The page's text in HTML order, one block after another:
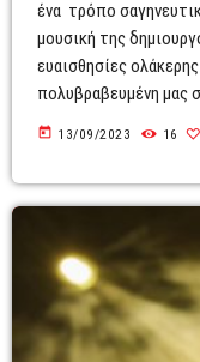
ένα τρόπο
μουσική της
ευαισθησίες
πολυβραβευμένη μας
today 13/09/2023 16